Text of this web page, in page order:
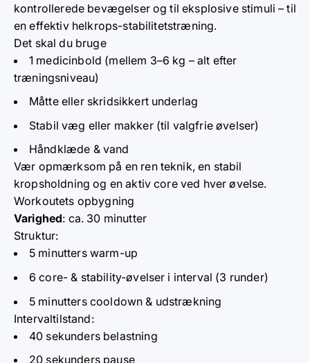
kontrollerede bevægelser og til eksplosive stimuli – til
en effektiv helkrops-stabilitetstræning.
Det skal du bruge
1 medicinbold (mellem 3–6 kg – alt efter
træningsniveau)
Måtte eller skridsikkert underlag
Stabil væg eller makker (til valgfrie øvelser)
Håndklæde & vand
Vær opmærksom på en ren teknik, en stabil
kropsholdning og en aktiv core ved hver øvelse.
Workoutets opbygning
Varighed: ca. 30 minutter
Struktur:
5 minutters warm-up
6 core- & stability-øvelser i interval (3 runder)
5 minutters cooldown & udstrækning
Intervaltilstand:
40 sekunders belastning
20 sekunders pause